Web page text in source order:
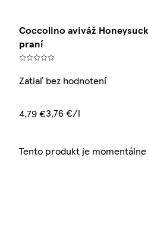
Coccolino aviváž
praní
Zatiaľ bez hodnotení
4,79 €3,76 €/l
Tento produkt je